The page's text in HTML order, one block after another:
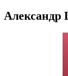
Александр